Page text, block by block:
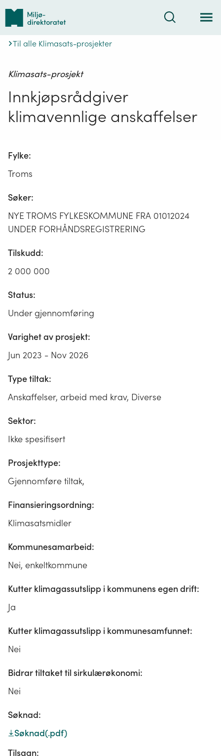
Tilbake
forsiden
Søk
Til alle Klimasats-prosjekter
Klimasats-prosjekt
Innkjøpsrådgiver
klimavennlige anskaffelser
Fylke:
Troms
Søker:
NYE TROMS FYLKESKOMMUNE FRA 01012024
UNDER FORHÅNDSREGISTRERING
Tilskudd:
2 000 000
Status:
Under gjennomføring
Varighet av prosjekt:
Jun 2023 - Nov 2026
Type tiltak:
Anskaffelser, arbeid med krav, Diverse
Sektor:
Ikke spesifisert
Prosjekttype:
Gjennomføre tiltak,
Finansieringsordning:
Klimasatsmidler
Kommunesamarbeid:
Nei, enkeltkommune
Kutter klimagassutslipp i kommunens egen drift:
Ja
Kutter klimagassutslipp i kommunesamfunnet:
Nei
Bidrar tiltaket til sirkulærøkonomi:
Nei
Søknad:
Søknad(.pdf)
Tilsagn: